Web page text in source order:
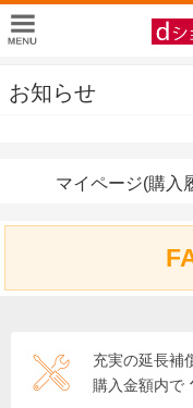
お知らせ
マイページ(購入
充実の延長補
購入金額内で